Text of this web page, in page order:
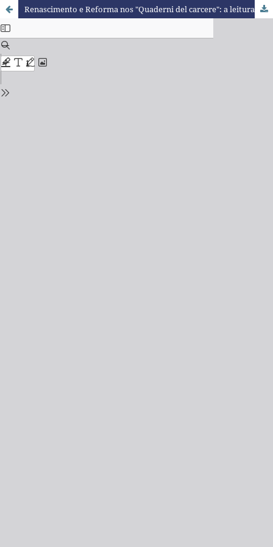
Renascimento e Reforma nos "Quaderni del carcere": a leitura política de Antonio Gramsci